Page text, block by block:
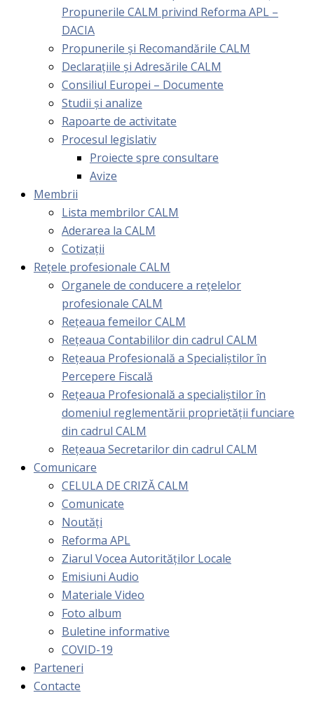
Propunerile CALM privind Reforma APL –
DACIA
Propunerile și Recomandările CALM
Declarațiile și Adresările CALM
Consiliul Europei – Documente
Studii și analize
Rapoarte de activitate
Procesul legislativ
Proiecte spre consultare
Avize
Membrii
Lista membrilor CALM
Aderarea la CALM
Cotizaţii
Rețele profesionale CALM
Organele de conducere a rețelelor
profesionale CALM
Rețeaua femeilor CALM
Rețeaua Contabililor din cadrul CALM
Rețeaua Profesională a Specialiștilor în
Percepere Fiscală
Reţeaua Profesională a specialiştilor în
domeniul reglementării proprietăţii funciare
din cadrul CALM
Rețeaua Secretarilor din cadrul CALM
Comunicare
CELULA DE CRIZĂ CALM
Comunicate
Noutăți
Reforma APL
Ziarul Vocea Autorităților Locale
Emisiuni Audio
Materiale Video
Foto album
Buletine informative
COVID-19
Parteneri
Contacte